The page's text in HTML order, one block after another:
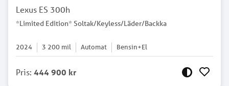
Lexus ES 300h
*Limited Edition* Soltak/Keyless/Läder/Backka
2024 3 200 mil Automat Bensin+El
Pris: 444 900 kr